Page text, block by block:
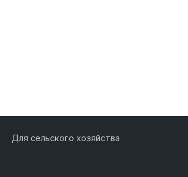
Для сельского хозяйства